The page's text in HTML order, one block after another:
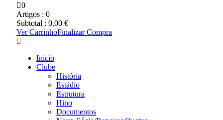
0
Artigos : 0
Subtotal : 0,00 €
Ver CarrinhoFinalizar Compra
Início
Clube
História
Estádio
Estrutura
Hino
Documentos